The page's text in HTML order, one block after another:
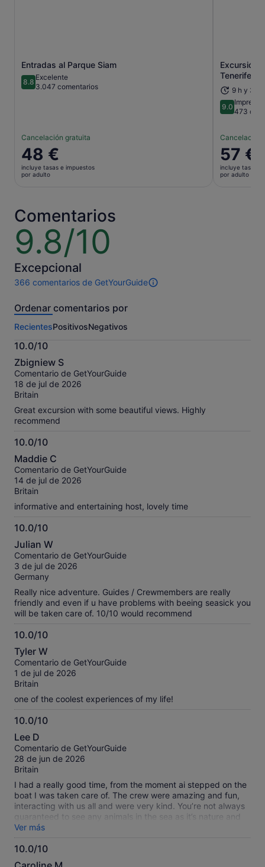
Entradas al Parque Siam
8.88.8 sobre 10
Excelente
3.047 comentarios
Cancelación gratuita
El
precio
es
por
adulto
48 €
incluye tasas e impuestos
por adulto
Se abre en una pestaña nueva
Excursión
Tenerife
9 h y 30
9.09.0 sobre
473
Cancelación
El
precio
es
57 €
incluye tasas e
por adulto
Comentarios
9.8/10
9.8
sobre
10
Excepcional
366 comentarios de GetYourGuide
366 comentarios
esta
Más
información
sobre
nuestros
comentarios
contrastados.
Ordenar comentarios por
RecientesPositivosNegativos
10.0/10
10.0
sobre
10
Zbigniew S
Comentario de GetYourGuide
18 de jul de 2026
Britain
Great excursion with some beautiful views. Highly
recommend
10.0/10
10.0
sobre
10
Maddie C
Comentario de GetYourGuide
14 de jul de 2026
Britain
informative and entertaining host, lovely time
10.0/10
10.0
sobre
10
Julian W
Comentario de GetYourGuide
3 de jul de 2026
Germany
Really nice adventure. Guides / Crewmembers are really
friendly and even if u have problems with beeing seasick you
will be taken care of. 10/10 would recommend
10.0/10
10.0
sobre
10
Tyler W
Comentario de GetYourGuide
1 de jul de 2026
Britain
one of the coolest experiences of my life!
10.0/10
10.0
sobre
10
Lee D
Comentario de GetYourGuide
28 de jun de 2026
Britain
I had a really good time, from the moment ai stepped on the
boat I was taken care of. The crew were amazing and fun,
interacting with us all and were very kind. You’re not always
guaranteed to see any animals in the sea as it’s nature and
their own habitat but it was very much worth the money I
paid as we saw a hammer head shark, loads of whales and a
few dolphins. We were taken care off at each point including
Ver más
10.0/10
10.0